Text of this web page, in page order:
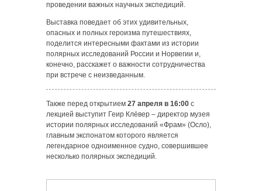
проведении важных научных экспедиций.
Выставка поведает об этих удивительных,
опасных и полных героизма путешествиях,
поделится интересными фактами из истории
полярных исследований России и Норвегии и,
конечно, расскажет о важности сотрудничества
при встрече с неизведанным.
Также перед открытием 27 апреля в 16:00 с
лекцией выступит Геир Клёвер – директор музея
истории полярных исследований «Фрам» (Осло),
главным экспонатом которого является
легендарное одноименное судно, совершившее
несколько полярных экспедиций.